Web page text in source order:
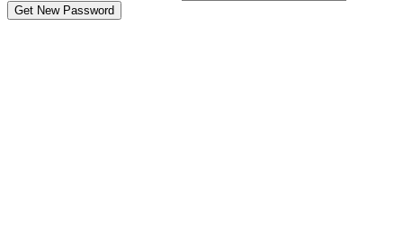
Get New Password